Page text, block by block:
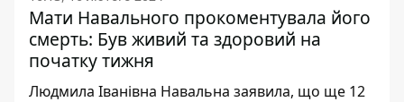
Мати Навального прокоментувала його
смерть: Був живий та здоровий на
початку тижня
Людмила Іванівна Навальна заявила, що ще 12